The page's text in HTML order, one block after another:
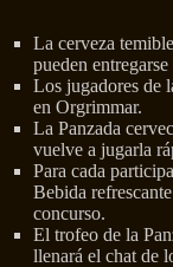
La cerveza
pueden
Los jugadores de
en Orgrimmar.
La Panzada
vuelve a jugarla
Para cada
Bebida
concurso.
El trofeo de la
llenará el chat de